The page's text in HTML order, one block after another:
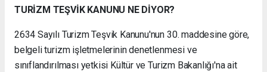
TURİZM TEŞVİK KANUNU NE DİYOR?
2634 Sayılı Turizm Teşvik Kanunu'nun 30. maddesine göre,
belgeli turizm işletmelerinin denetlenmesi ve
sınıflandırılması yetkisi Kültür ve Turizm Bakanlığı'na ait